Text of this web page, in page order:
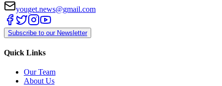
youget.news@gmail.com
Subscribe to our Newsletter
Quick Links
Our Team
About Us